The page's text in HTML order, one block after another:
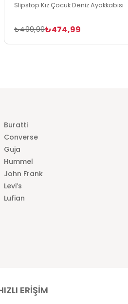
Slipstop Kız Çocuk Deniz Ayakkabısı
₺474,99
₺499,99
Buratti
Converse
Guja
Hummel
John Frank
Levi’s
Lufian
ERİŞİM